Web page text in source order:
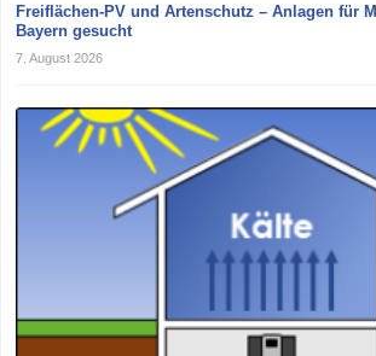
Freiflächen-PV und Artenschutz – Anlagen für
Bayern gesucht
7. August 2026